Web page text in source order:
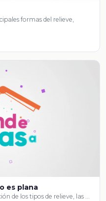
formas del relieve,
es plana
de los tipos de relieve, las …